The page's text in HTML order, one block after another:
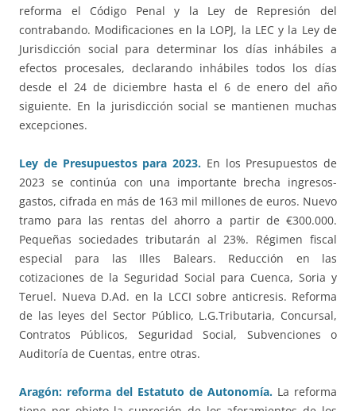
reforma el Código Penal y la Ley de Represión del
contrabando. Modificaciones en la LOPJ, la LEC y la Ley de
Jurisdicción social para determinar los días inhábiles a
efectos procesales, declarando inhábiles todos los días
desde el 24 de diciembre hasta el 6 de enero del año
siguiente. En la jurisdicción social se mantienen muchas
excepciones.
Ley de Presupuestos para 2023. En los Presupuestos de
2023 se continúa con una importante brecha ingresos-
gastos, cifrada en más de 163 mil millones de euros. Nuevo
tramo para las rentas del ahorro a partir de €300.000.
Pequeñas sociedades tributarán al 23%. Régimen fiscal
especial para las Illes Balears. Reducción en las
cotizaciones de la Seguridad Social para Cuenca, Soria y
Teruel. Nueva D.Ad. en la LCCI sobre anticresis. Reforma
de las leyes del Sector Público, L.G.Tributaria, Concursal,
Contratos Públicos, Seguridad Social, Subvenciones o
Auditoría de Cuentas, entre otras.
Aragón: reforma del Estatuto de Autonomía. La reforma